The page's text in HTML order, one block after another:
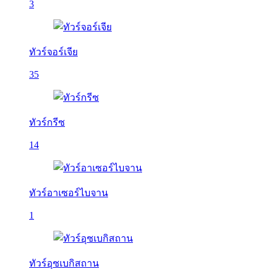
3
ทัวร์จอร์เจีย
35
ทัวร์กรีซ
14
ทัวร์อาเซอร์ไบจาน
1
ทัวร์อุซเบกิสถาน